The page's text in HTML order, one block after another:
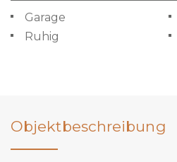
Garage
Ruhig
Objektbeschreibung